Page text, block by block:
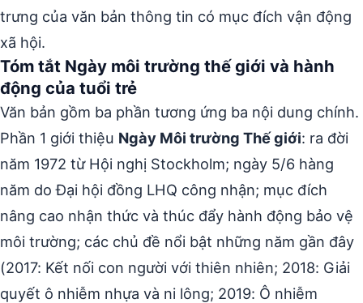
trưng của văn bản thông tin có mục đích vận động
xã hội.
Tóm tắt Ngày môi trường thế giới và hành
động của tuổi trẻ
Văn bản gồm ba phần tương ứng ba nội dung chính.
Phần 1 giới thiệu Ngày Môi trường Thế giới: ra đời
năm 1972 từ Hội nghị Stockholm; ngày 5/6 hàng
năm do Đại hội đồng LHQ công nhận; mục đích
nâng cao nhận thức và thúc đẩy hành động bảo vệ
môi trường; các chủ đề nổi bật những năm gần đây
(2017: Kết nối con người với thiên nhiên; 2018: Giải
quyết ô nhiễm nhựa và ni lông; 2019: Ô nhiễm